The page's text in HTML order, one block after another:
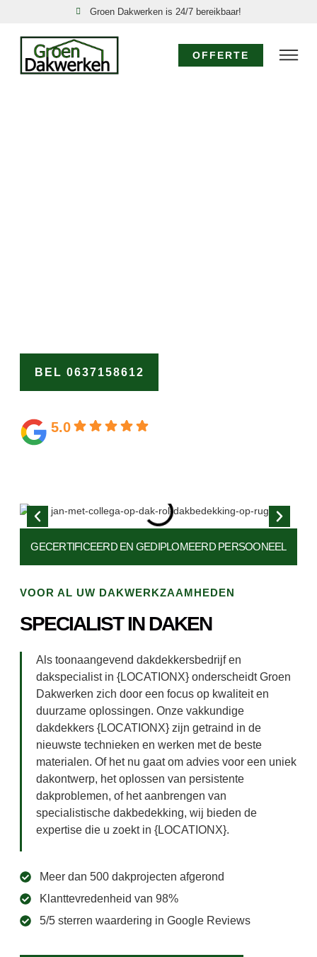
Groen Dakwerken is 24/7 bereikbaar!
OFFERTE
BEL 0637158612
5.0
GECERTIFICEERD EN GEDIPLOMEERD PERSOONEEL
VOOR AL UW DAKWERKZAAMHEDEN
SPECIALIST IN DAKEN
Als toonaangevend dakdekkersbedrijf en
dakspecialist in {LOCATIONX} onderscheidt Groen
Dakwerken zich door een focus op kwaliteit en
duurzame oplossingen. Onze vakkundige
dakdekkers {LOCATIONX} zijn getraind in de
nieuwste technieken en werken met de beste
materialen. Of het nu gaat om advies voor een uniek
dakontwerp, het oplossen van persistente
dakproblemen, of het aanbrengen van
specialistische dakbedekking, wij bieden de
expertise die u zoekt in {LOCATIONX}.
Meer dan 500 dakprojecten afgerond
Klanttevredenheid van 98%
5/5 sterren waardering in Google Reviews